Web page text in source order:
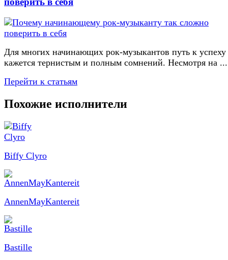
Для многих начинающих рок-музыкантов путь к успеху
кажется тернистым и полным сомнений. Несмотря на ...
Перейти к статьям
Похожие исполнители
Biffy Clyro
AnnenMayKantereit
Bastille